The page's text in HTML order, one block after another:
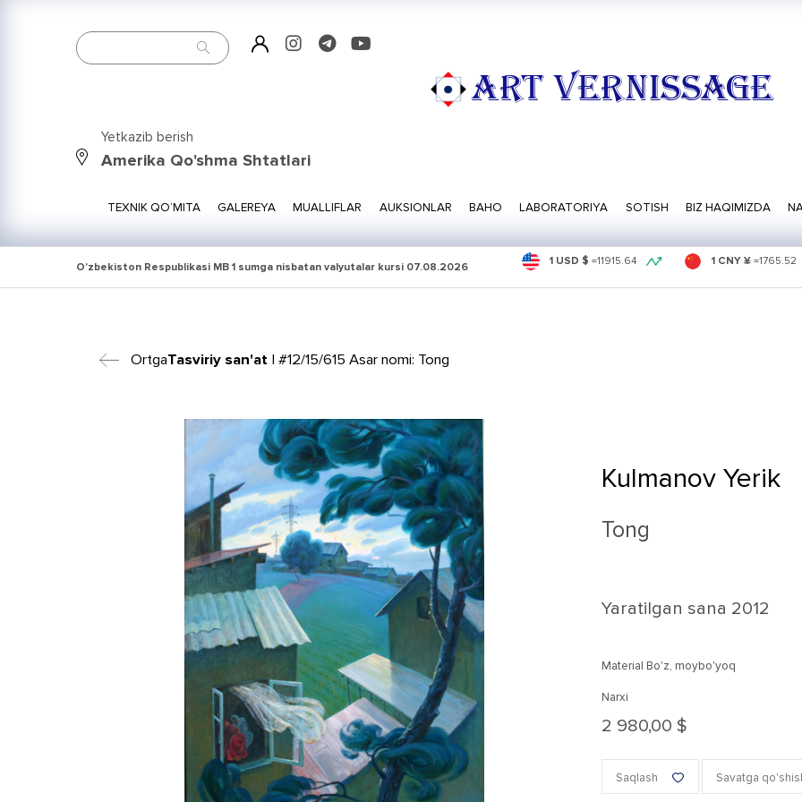
ART VERNISSAGE
Yetkazib berish
Amerika Qo'shma Shtatlari
TEXNIK QO‘MITA GALEREYA MUALLIFLAR AUKSIONLAR BAHO LABORATORIYA SOTISH BIZ HAQIMIZDA
O'zbekiston Respublikasi MB 1 sumga nisbatan valyutalar kursi 07.08.2026 1 USD $ =11915.64 1 CNY ¥ =1765.52
OrtgaTasviriy san'at| #12/15/615 Asar nomi: Tong
Kulmanov Yerik
Tong
Yaratilgan sana 2012
Material Bo'z, moybo'yoq
Narxi
2 980,00 $
Saqlash Savatga